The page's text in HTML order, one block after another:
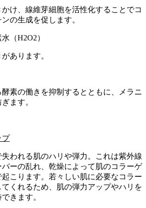
け、線維芽細胞を活性化することでコ
の生成を促します。
（H2O2）
あります。
酵素の働きを抑制するとともに、メラニ
ます。
プ
われる肌のハリや弾力。これは紫外線
ーの乱れ、乾燥によって肌のコラーゲ
こります。若々しい肌に必要なコラー
くれるため、肌の弾力アップやハリを
きます。